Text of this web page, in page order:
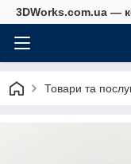
3DWorks.com.ua —
Товари та